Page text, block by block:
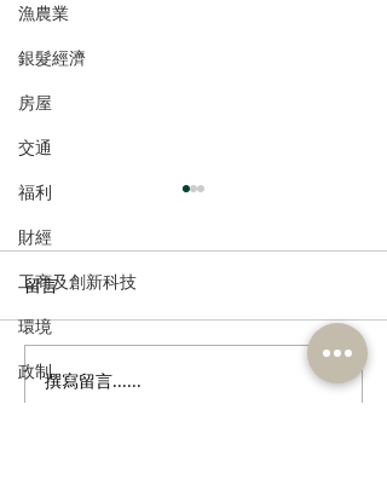
漁農業
銀髮經濟
房屋
交通
福利
財經
工商及創新科技
環境
政制 回應警方廉署瓦解非法外
留言
撰寫留言......